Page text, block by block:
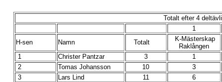
Totalt efter 4
1
H-sen
Namn Totalt
K-Mästerskap
Raklången
1
Christer Pantzar 3
1
2
Tomas Johansson 10
3
3
Lars Lind 11
6